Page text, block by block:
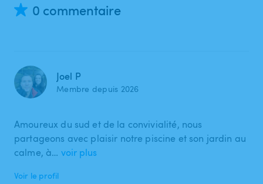
0 commentaire
Joel P
Membre depuis 2026
Amoureux du sud et de la convivialité, nous
partageons avec plaisir notre piscine et son jardin au
calme, à… voir plus
Voir le profil